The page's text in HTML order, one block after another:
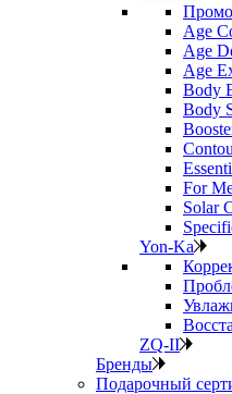
Age
Age
Age
Body
Body
For
Solar
Yon-Ka
ZQ-II
Бренды
Подарочный